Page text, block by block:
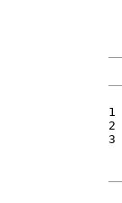
1
2
3